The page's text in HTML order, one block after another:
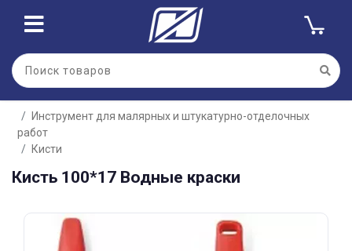
Инструмент для малярных и штукатурно-отделочных
работ
Кисти
Кисть 100*17 Водные краски
Для клиентов всех банков
Разбейте
оплату
без переплат
График платежей